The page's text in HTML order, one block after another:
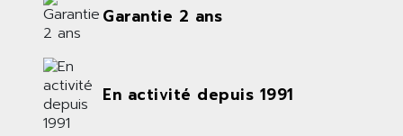
Garantie 2 ans
En activité depuis 1991